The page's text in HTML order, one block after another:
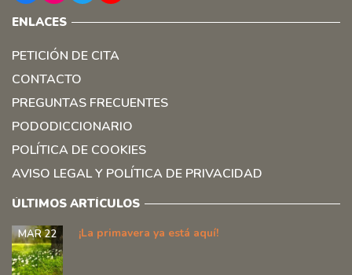
ENLACES
PETICIÓN DE CITA
CONTACTO
PREGUNTAS FRECUENTES
PODODICCIONARIO
POLÍTICA DE COOKIES
AVISO LEGAL Y POLÍTICA DE PRIVACIDAD
ÚLTIMOS ARTÍCULOS
¡La primavera ya está aquí!
MAR 22